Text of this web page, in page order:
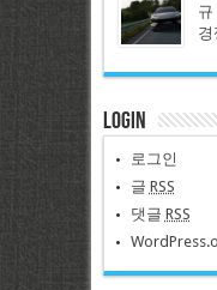
경
Login
로그인
글 RSS
댓글 RSS